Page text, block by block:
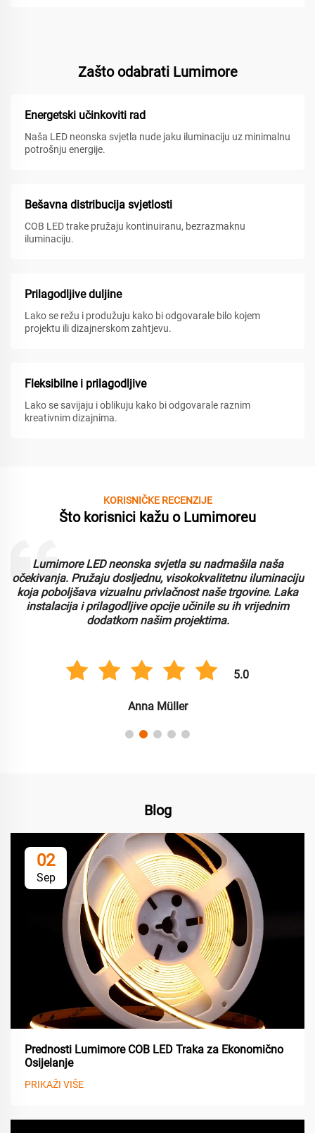
Zašto odabrati Lumimore
Energetski učinkoviti rad
Naša LED neonska svjetla nude jaku iluminaciju uz minimalnu
potrošnju energije.
Bešavna distribucija svjetlosti
COB LED trake pružaju kontinuiranu, bezrazmaknu
iluminaciju.
Prilagodljive duljine
Lako se režu i produžuju kako bi odgovarale bilo kojem
projektu ili dizajnerskom zahtjevu.
Fleksibilne i prilagodljive
Lako se savijaju i oblikuju kako bi odgovarale raznim
kreativnim dizajnima.
KORISNIČKE RECENZIJE
Što korisnici kažu o Lumimoreu
Lumimore LED neonska svjetla su nadmašila naša
očekivanja. Pružaju dosljednu, visokokvalitetnu iluminaciju
koja poboljšava vizualnu privlačnost naše trgovine. Laka
instalacija i prilagodljive opcije učinile su ih vrijednim
dodatkom našim projektima.
5.0
Anna Müller
Blog
02
Sep
Prednosti Lumimore COB LED Traka za Ekonomično
Osijelanje
PRIKAŽI VIŠE